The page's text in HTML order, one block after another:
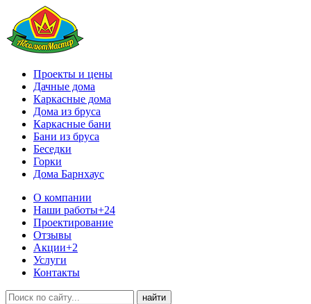
Проекты и цены
Дачные дома
Каркасные дома
Дома из бруса
Каркасные бани
Бани из бруса
Беседки
Горки
Дома Барнхаус
О компании
Наши работы+24
Проектирование
Отзывы
Акции+2
Услуги
Контакты